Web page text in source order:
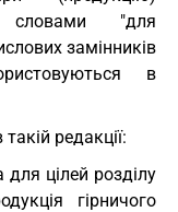
словами "для
замінників
в
редакції:
цілей розділу
гірничого